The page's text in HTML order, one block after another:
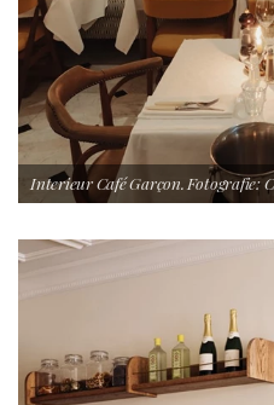
Interieur Café Garçon. Fotografie: